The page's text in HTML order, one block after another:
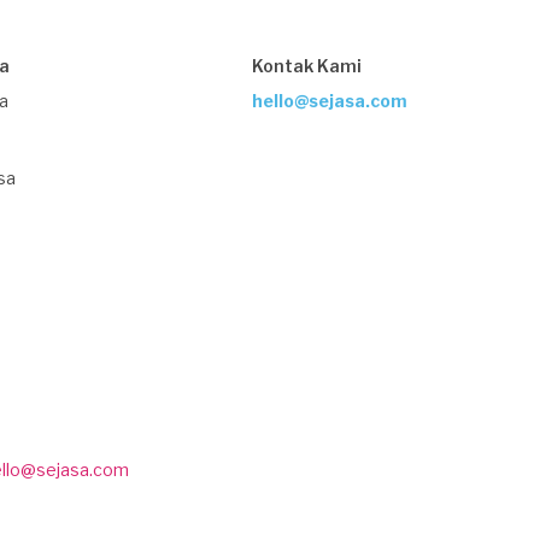
Kontak Kami
hello@sejasa.com